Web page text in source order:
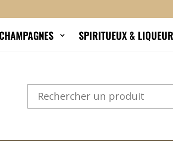
SPIRITUEUX &